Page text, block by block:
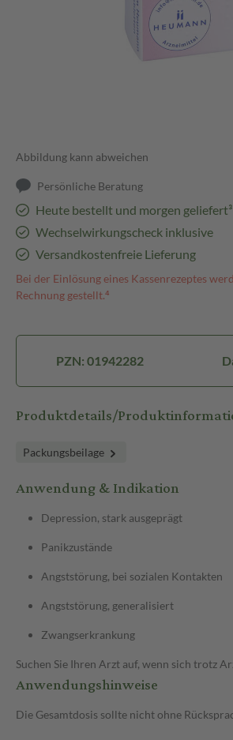
Abbildung kann abweichen
Persönliche Beratung
Heute bestellt und morgen geliefert³
Wechselwirkungscheck inklusive
Versandkostenfreie Lieferung
Bei der Einlösung eines Kassenrezeptes
Rechnung gestellt.⁴
PZN: 01942282
Produktdetails/
Packungsbeilage
Anwendung & Indikation
Depression, stark ausgeprägt
Panikzustände
Angststörung, bei sozialen Kontakten
Angststörung, generalisiert
Zwangserkrankung
Suchen Sie Ihren Arzt auf, wenn sich trotz
Anwendungshinweise
Die Gesamtdosis sollte nicht ohne